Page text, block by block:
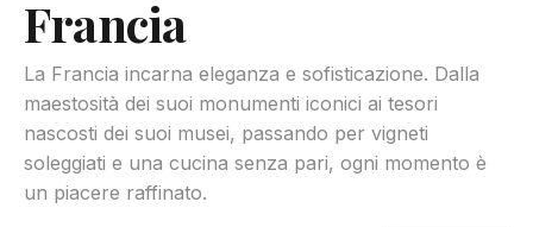
Francia
La Francia incarna eleganza e sofisticazione. Dalla
maestosità dei suoi monumenti iconici ai tesori
nascosti dei suoi musei, passando per vigneti
soleggiati e una cucina senza pari, ogni momento è
un piacere raffinato.